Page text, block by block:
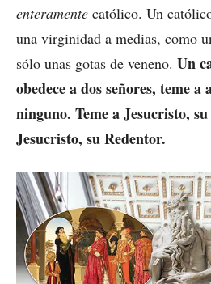
enteramente católico. Un
una virginidad a medias, como
sólo unas gotas de veneno. Un
obedece a dos señores, teme a
ninguno. Teme a Jesucristo,
Jesucristo, su Redentor.